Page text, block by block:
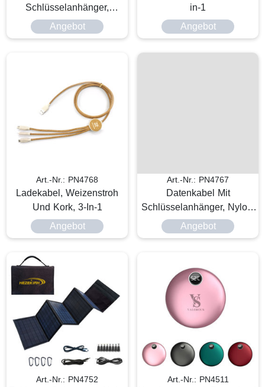
Schlüsselanhänger,
Weizenstroh, 3 In 1
Angebot
in-1
Angebot
Art.-Nr.: PN4768
Ladekabel, Weizenstroh
Und Kork, 3-In-1
Angebot
Art.-Nr.: PN4767
Datenkabel Mit
Schlüsselanhänger, Nylon,
3-In-1
Angebot
Art.-Nr.: PN4752 Art.-Nr.: PN4511